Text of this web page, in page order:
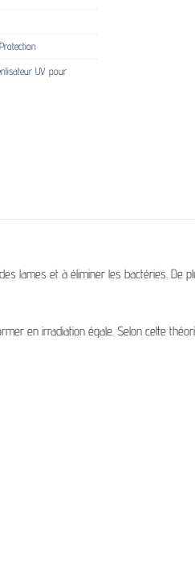
Protection
UV pour
lames et à éliminer les bactéries. De
en irradiation égale. Selon cette